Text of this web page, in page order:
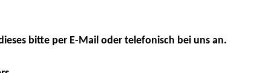
bitte per E-Mail oder telefonisch bei uns an.